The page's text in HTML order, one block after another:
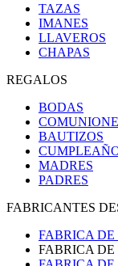
TAZAS
IMANES
LLAVEROS
CHAPAS
REGALOS
BODAS
BAUTIZOS
MADRES
PADRES
FABRICANTES
FABRICA DE
FABRICA DE